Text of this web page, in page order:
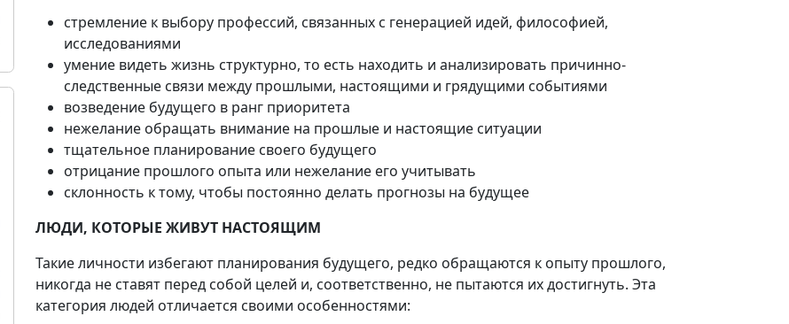
стремление к выбору профессий, связанных с генерацией идей, философией,
исследованиями
умение видеть жизнь структурно, то есть находить и анализировать причинно-
следственные связи между прошлыми, настоящими и грядущими событиями
возведение будущего в ранг приоритета
нежелание обращать внимание на прошлые и настоящие ситуации
тщательное планирование своего будущего
отрицание прошлого опыта или нежелание его учитывать
склонность к тому, чтобы постоянно делать прогнозы на будущее
ЛЮДИ, КОТОРЫЕ ЖИВУТ НАСТОЯЩИМ
Такие личности избегают планирования будущего, редко обращаются к опыту прошлого,
никогда не ставят перед собой целей и, соответственно, не пытаются их достигнуть. Эта
категория людей отличается своими особенностями: